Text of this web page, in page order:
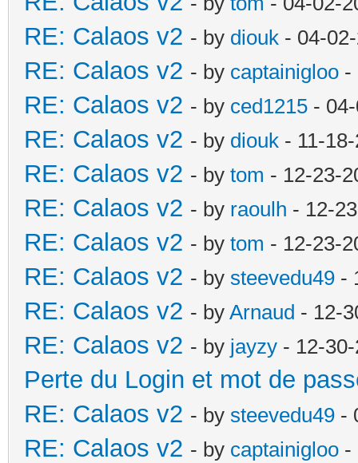
RE: Calaos v2 - by diouk - 04-
RE: Calaos v2 - by captainigloo -
RE: Calaos v2 - by ced1215 -
RE: Calaos v2 - by diouk - 11-
RE: Calaos v2 - by tom - 12-23-
RE: Calaos v2 - by raoulh - 12-
RE: Calaos v2 - by tom - 12-23-
RE: Calaos v2 - by steevedu49 -
RE: Calaos v2 - by Arnaud - 12-
RE: Calaos v2 - by jayzy - 12-
Perte du Login et mot de
RE: Calaos v2 - by steevedu49 -
RE: Calaos v2 - by captainigloo -